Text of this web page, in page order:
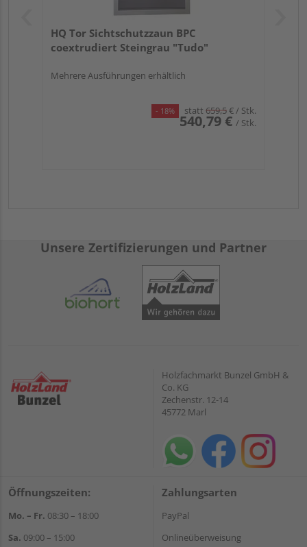
HQ Tor Sichtschutzzaun BPC
coextrudiert Steingrau "Tudo"
Mehrere Ausführungen erhältlich
- 18% statt 659,5€/ Stk.
540,79 € / Stk.
Unsere Zertifizierungen und Partner
Holzfachmarkt Bunzel GmbH &
Co. KG
Zechenstr. 12-14
45772 Marl
Öffnungszeiten:
Mo. – Fr. 08:30 – 18:00
Sa. 09:00 – 15:00
Zahlungsarten
PayPal
Onlineüberweisung